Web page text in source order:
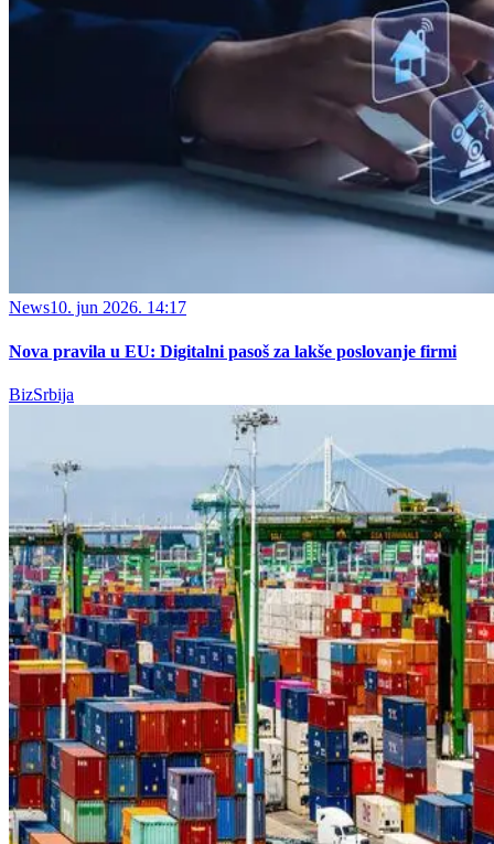
News10. jun 2026. 14:17
Nova pravila u EU: Digitalni pasoš za lakše poslovanje firmi
BizSrbija